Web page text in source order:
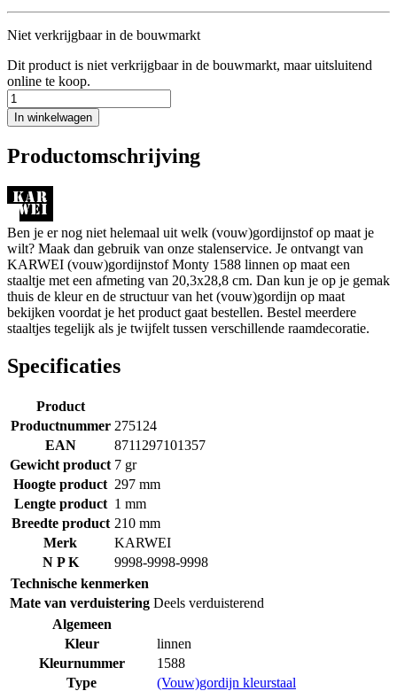
Niet verkrijgbaar in de bouwmarkt
Dit product is niet verkrijgbaar in de bouwmarkt, maar uitsluitend
online te koop.
In winkelwagen
Productomschrijving
Ben je er nog niet helemaal uit welk (vouw)gordijnstof op maat je
wilt? Maak dan gebruik van onze stalenservice. Je ontvangt van
KARWEI (vouw)gordijnstof Monty 1588 linnen op maat een
staaltje met een afmeting van 20,3x28,8 cm. Dan kun je op je gemak
thuis de kleur en de structuur van het (vouw)gordijn op maat
bekijken voordat je het product gaat bestellen. Bestel meerdere
staaltjes tegelijk als je twijfelt tussen verschillende raamdecoratie.
Specificaties
Product
Productnummer 275124
EAN
8711297101357
Gewicht product 7 gr
Hoogte product 297 mm
Lengte product 1 mm
Breedte product 210 mm
Merk
KARWEI
N P K
9998-9998-9998
Technische kenmerken
Mate van verduistering Deels verduisterend
Algemeen
Kleur
linnen
Kleurnummer
1588
Type
(Vouw)gordijn kleurstaal